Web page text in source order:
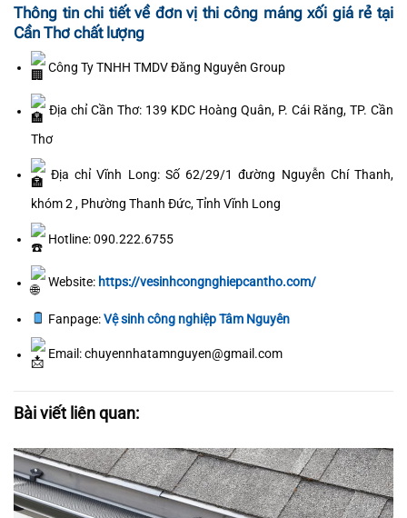
Thông tin chi tiết về đơn vị thi công máng xối giá rẻ tại
Cần Thơ chất lượng
Công Ty TNHH TMDV Đăng Nguyên Group
Địa chỉ Cần Thơ: 139 KDC Hoàng Quân, P. Cái Răng, TP. Cần
Thơ
Địa chỉ Vĩnh Long: Số 62/29/1 đường Nguyễn Chí Thanh,
khóm 2 , Phường Thanh Đức, Tỉnh Vĩnh Long
Hotline: 090.222.6755
Website: https://vesinhcongnghiepcantho.com/
Fanpage:Vệ sinh công nghiệp Tâm Nguyên
Email: chuyennhatamnguyen@gmail.com
Bài viết liên quan: